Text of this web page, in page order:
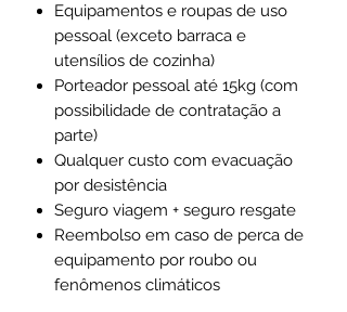
Equipamentos e roupas de uso
pessoal (exceto barraca e
utensílios de cozinha)
Porteador pessoal até 15kg (com
possibilidade de contratação a
parte)
Qualquer custo com evacuação
por desistência
Seguro viagem + seguro resgate
Reembolso em caso de perca de
equipamento por roubo ou
fenômenos climáticos